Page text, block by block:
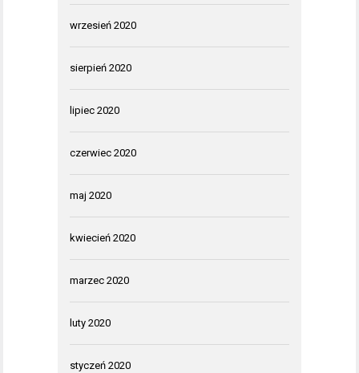
wrzesień 2020
sierpień 2020
lipiec 2020
czerwiec 2020
maj 2020
kwiecień 2020
marzec 2020
luty 2020
styczeń 2020